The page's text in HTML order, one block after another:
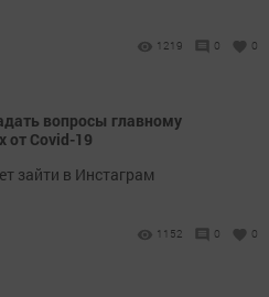
1219 0 0
вопросы главному
от Covid-19
зайти в Инстаграм
1152 0 0